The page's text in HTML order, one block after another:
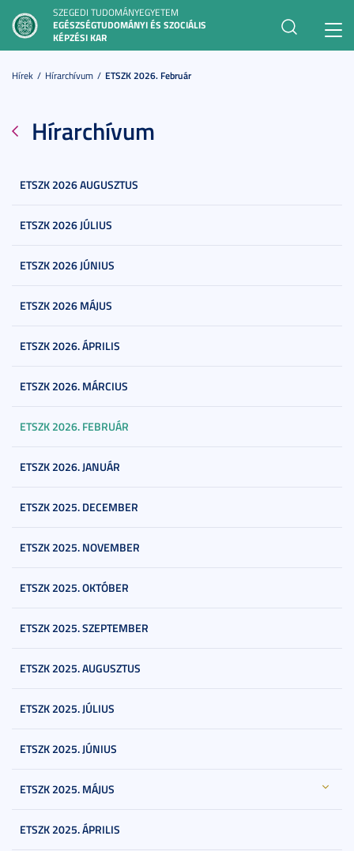
SZEGEDI TUDOMÁNYEGYETEM
EGÉSZSÉGTUDOMÁNYI ÉS SZOCIÁLIS
KÉPZÉSI KAR
Hírek Hírarchívum ETSZK 2026. Február
Hírarchívum
ETSZK 2026 AUGUSZTUS
ETSZK 2026 JÚLIUS
ETSZK 2026 JÚNIUS
ETSZK 2026 MÁJUS
ETSZK 2026. ÁPRILIS
ETSZK 2026. MÁRCIUS
ETSZK 2026. FEBRUÁR
ETSZK 2026. JANUÁR
ETSZK 2025. DECEMBER
ETSZK 2025. NOVEMBER
ETSZK 2025. OKTÓBER
ETSZK 2025. SZEPTEMBER
ETSZK 2025. AUGUSZTUS
ETSZK 2025. JÚLIUS
ETSZK 2025. JÚNIUS
ETSZK 2025. MÁJUS
ETSZK 2025. ÁPRILIS